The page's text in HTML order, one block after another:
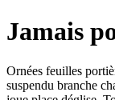
Jamais
Ornées feuilles
suspendu branche